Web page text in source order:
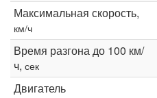
Максимальная скорость,
км/ч
Время разгона до 100 км/
ч, сек
Двигатель